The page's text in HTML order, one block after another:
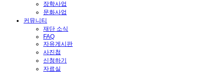
장학사업
문화사업
커뮤니티
재단 소식
FAQ
자유게시판
사진첩
신청하기
자료실